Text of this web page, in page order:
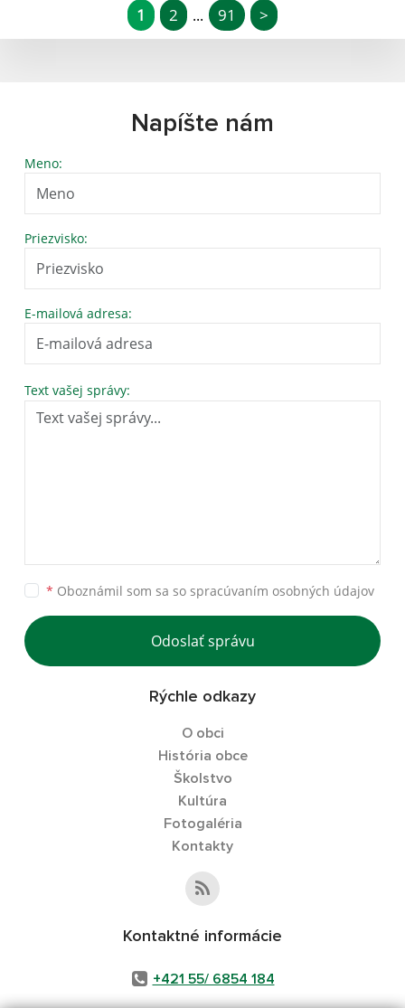
1 2 ... 91 >
Napíšte nám
Meno:
Priezvisko:
E-mailová adresa:
Text vašej správy:
* Oboznámil som sa so spracúvaním osobných údajov
Odoslať správu
Rýchle odkazy
O obci
História obce
Školstvo
Kultúra
Fotogaléria
Kontakty
Kontaktné informácie
+421 55/ 6854 184